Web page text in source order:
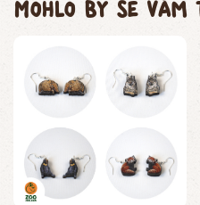
Mohlo by se